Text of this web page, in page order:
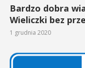
Bardzo dobra
Wieliczki bez
1 grudnia 2020